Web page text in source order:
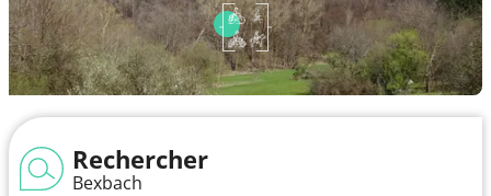
Rechercher
Bexbach